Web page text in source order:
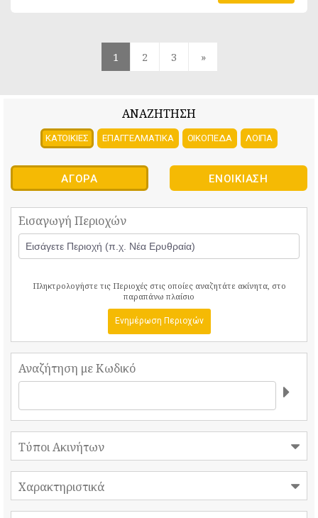
1 2 3 »
ΑΝΑΖΗΤΗΣΗ
ΚΑΤΟΙΚΙΕΣ ΕΠΑΓΓΕΛΜΑΤΙΚΑ ΟΙΚΟΠΕΔΑ ΛΟΙΠΑ
ΑΓΟΡΆ ΕΝΟΙΚΊΑΣΗ
Εισαγωγή Περιοχών
Πληκτρολογήστε τις Περιοχές στις οποίες αναζητάτε ακίνητα, στο
παραπάνω πλαίσιο
Ενημέρωση Περιοχών
Αναζήτηση με Κωδικό
Τύποι Ακινήτων
Χαρακτηριστικά